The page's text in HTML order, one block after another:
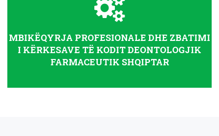
MBIKËQYRJA PROFESIONALE DHE ZBATIMI
I KËRKESAVE TË KODIT DEONTOLOGJIK
FARMACEUTIK SHQIPTAR